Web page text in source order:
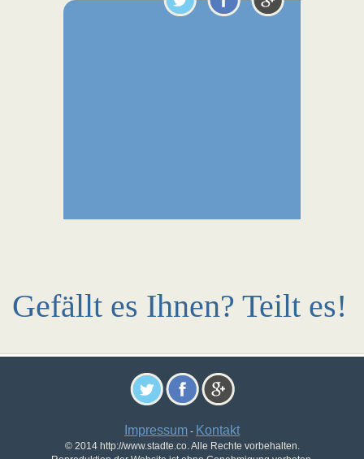
Gefällt es Ihnen? Teilt es!
Impressum - Kontakt
© 2014 http://www.stadte.co. Alle Rechte vorbehalten.